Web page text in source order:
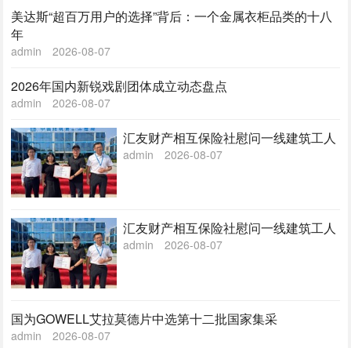
美达斯“超百万用户的选择”背后：一个金属衣柜品类的十八
年
admin 2026-08-07
2026年国内新锐戏剧团体成立动态盘点
admin 2026-08-07
汇友财产相互保险社慰问一线建筑工人
admin 2026-08-07
汇友财产相互保险社慰问一线建筑工人
admin 2026-08-07
国为GOWELL艾拉莫德片中选第十二批国家集采
admin 2026-08-07